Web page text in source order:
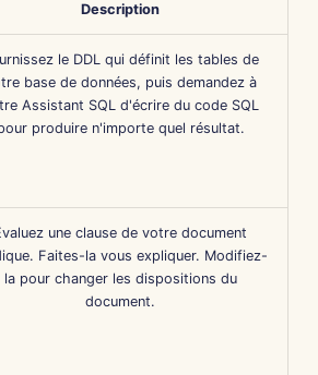
Tiếng Việt
简体中文
Description
le DDL qui définit les tables de
base de données, puis demandez à
Assistant SQL d'écrire du code SQL
produire n'importe quel résultat.
une clause de votre document
Faites-la vous expliquer. Modifiez-
la pour changer les dispositions du
document.